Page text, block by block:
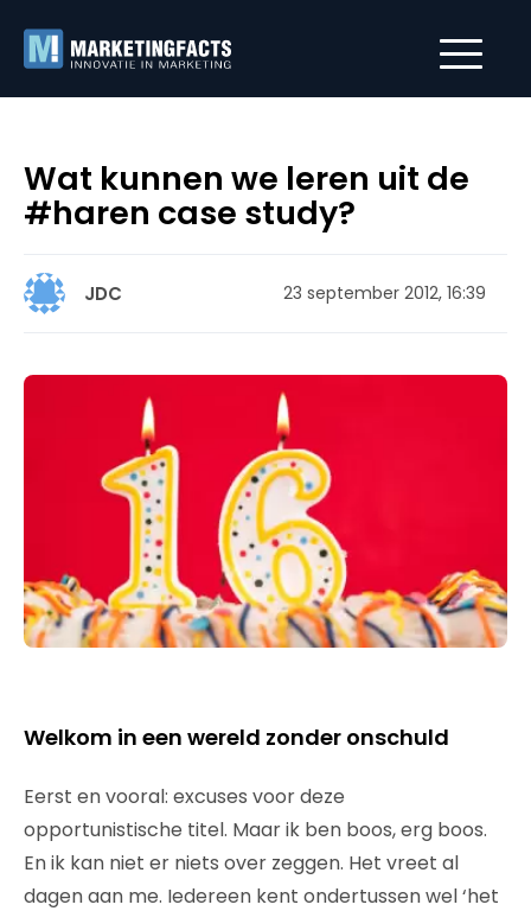
Wat kunnen we leren uit de
#haren case study?
JDC 23 september 2012, 16:39
Welkom in een wereld zonder onschuld
Eerst en vooral: excuses voor deze
opportunistische titel. Maar ik ben boos, erg boos.
En ik kan niet er niets over zeggen. Het vreet al
dagen aan me. Iedereen kent ondertussen wel ‘het